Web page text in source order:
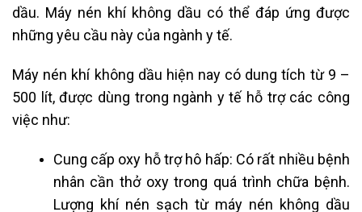
dầu. Máy nén khí không dầu có thể đáp ứng được
những yêu cầu này của ngành y tế.
Máy nén khí không dầu hiện nay có dung tích từ 9 –
500 lít, được dùng trong ngành y tế hỗ trợ các công
việc như:
Cung cấp oxy hỗ trợ hô hấp: Có rất nhiều bệnh
nhân cần thở oxy trong quá trình chữa bệnh.
Lượng khí nén sạch từ máy nén không dầu